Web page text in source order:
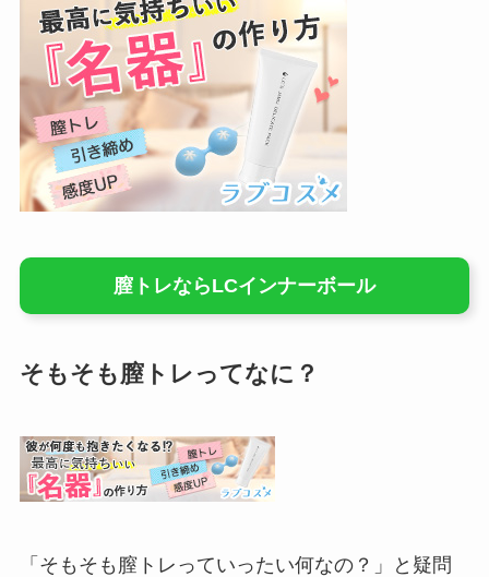
膣トレならLCインナーボール
そもそも膣トレってなに？
「そもそも膣トレっていったい何なの？」と疑問